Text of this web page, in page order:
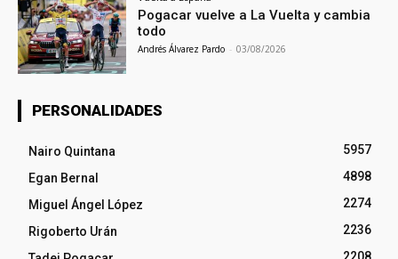
Pogacar vuelve a La Vuelta y cambia
todo
Andrés Álvarez Pardo - 03/08/2026
PERSONALIDADES
Nairo Quintana
5957
Egan Bernal
4898
Miguel Ángel López
2274
Rigoberto Urán
2236